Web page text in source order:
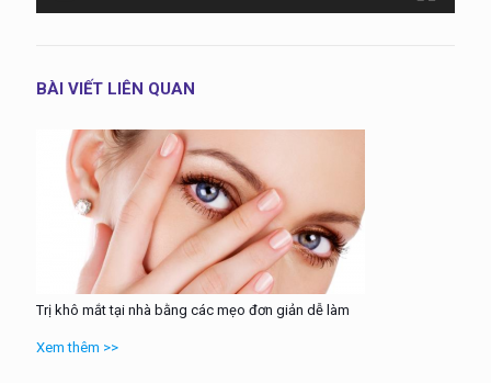
BÀI VIẾT LIÊN QUAN
Trị khô mắt tại nhà bằng các mẹo đơn giản dễ làm
Xem thêm >>